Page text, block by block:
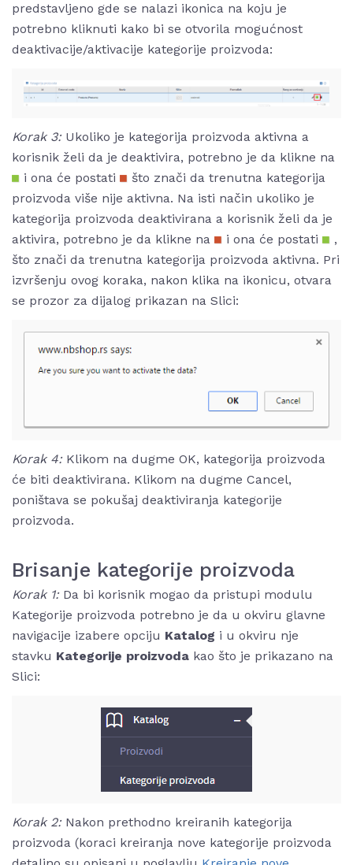
predstavljeno gde se nalazi ikonica na koju je
potrebno kliknuti kako bi se otvorila mogućnost
deaktivacije/aktivacije kategorije proizvoda:
Korak 3: Ukoliko je kategorija proizvoda aktivna a
korisnik želi da je deaktivira, potrebno je da klikne na
i ona će postati
što znači da trenutna kategorija
proizvoda više nije aktivna. Na isti način ukoliko je
kategorija proizvoda deaktivirana a korisnik želi da je
aktivira, potrebno je da klikne na
i ona će postati
,
što znači da trenutna kategorija proizvoda aktivna. Pri
izvršenju ovog koraka, nakon klika na ikonicu, otvara
se prozor za dijalog prikazan na Slici:
Korak 4: Klikom na dugme OK, kategorija proizvoda
će biti deaktivirana. Klikom na dugme Cancel,
poništava se pokušaj deaktiviranja kategorije
proizvoda.
Brisanje kategorije proizvoda
Korak 1:Da bi korisnik mogao da pristupi modulu
Kategorije proizvoda potrebno je da u okviru glavne
navigacije izabere opciju Katalog i u okviru nje
stavku Kategorije proizvoda kao što je prikazano na
Slici:
Korak 2: Nakon prethodno kreiranih kategorija
proizvoda (koraci kreiranja nove kategorije proizvoda